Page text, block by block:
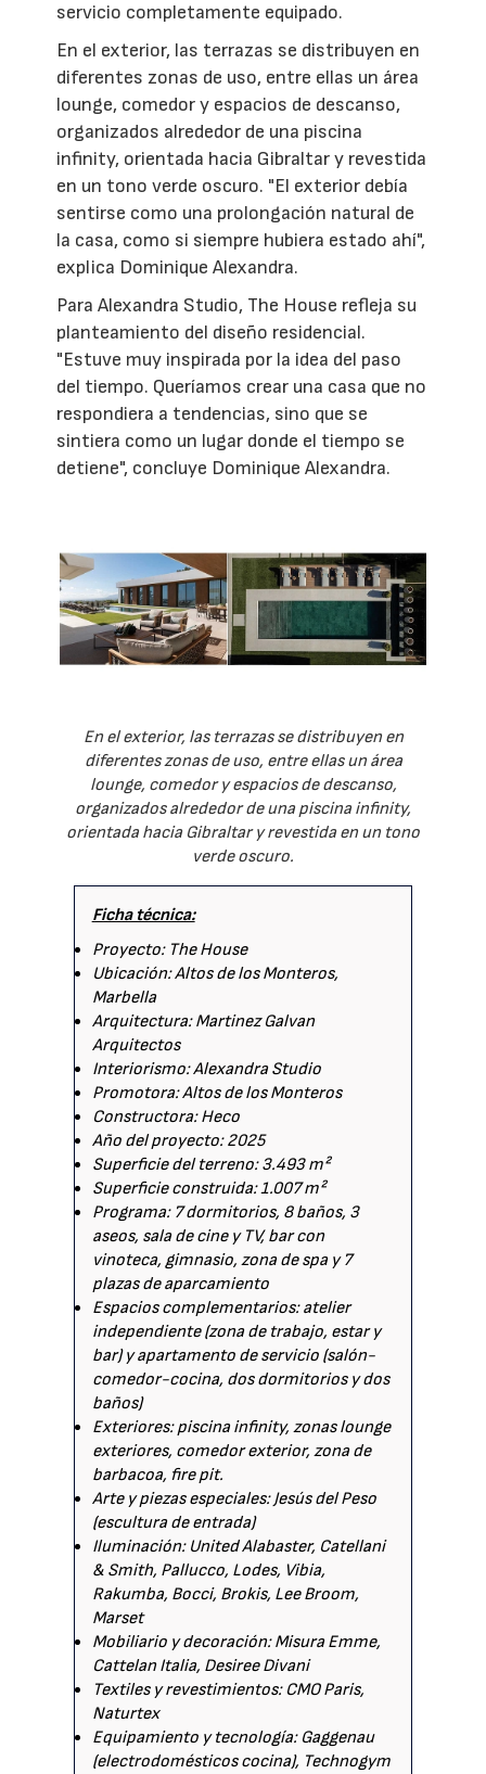
servicio completamente equipado.
En el exterior, las terrazas se distribuyen en
diferentes zonas de uso, entre ellas un área
lounge, comedor y espacios de descanso,
organizados alrededor de una piscina
infinity, orientada hacia Gibraltar y revestida
en un tono verde oscuro. "El exterior debía
sentirse como una prolongación natural de
la casa, como si siempre hubiera estado ahí",
explica Dominique Alexandra.
Para Alexandra Studio, The House refleja su
planteamiento del diseño residencial.
"Estuve muy inspirada por la idea del paso
del tiempo. Queríamos crear una casa que no
respondiera a tendencias, sino que se
sintiera como un lugar donde el tiempo se
detiene", concluye Dominique Alexandra.
En el exterior, las terrazas se distribuyen en
diferentes zonas de uso, entre ellas un área
lounge, comedor y espacios de descanso,
organizados alrededor de una piscina infinity,
orientada hacia Gibraltar y revestida en un tono
verde oscuro.
Ficha técnica:
Proyecto: The House
Ubicación: Altos de los Monteros,
Marbella
Arquitectura: Martinez Galvan
Arquitectos
Interiorismo: Alexandra Studio
Promotora: Altos de los Monteros
Constructora: Heco
Año del proyecto: 2025
Superficie del terreno: 3.493 m²
Superficie construida: 1.007 m²
Programa: 7 dormitorios, 8 baños, 3
aseos, sala de cine y TV, bar con
vinoteca, gimnasio, zona de spa y 7
plazas de aparcamiento
Espacios complementarios: atelier
independiente (zona de trabajo, estar y
bar) y apartamento de servicio (salón-
comedor-cocina, dos dormitorios y dos
baños)
Exteriores: piscina infinity, zonas lounge
exteriores, comedor exterior, zona de
barbacoa, fire pit.
Arte y piezas especiales: Jesús del Peso
(escultura de entrada)
Iluminación: United Alabaster, Catellani
& Smith, Pallucco, Lodes, Vibia,
Rakumba, Bocci, Brokis, Lee Broom,
Marset
Mobiliario y decoración: Misura Emme,
Cattelan Italia, Desiree Divani
Textiles y revestimientos: CMO Paris,
Naturtex
Equipamiento y tecnología: Gaggenau
(electrodomésticos cocina), Technogym